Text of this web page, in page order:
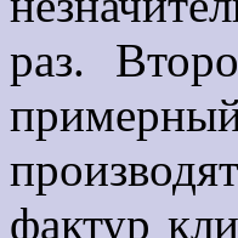
раз.
фактур